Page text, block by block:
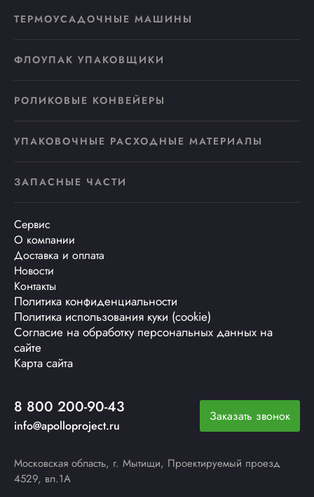
ТЕРМОУСАДОЧНЫЕ МАШИНЫ
ФЛОУПАК УПАКОВЩИКИ
РОЛИКОВЫЕ КОНВЕЙЕРЫ
УПАКОВОЧНЫЕ РАСХОДНЫЕ МАТЕРИАЛЫ
ЗАПАСНЫЕ ЧАСТИ
Сервис
О компании
Доставка и оплата
Новости
Контакты
Политика конфиденциальности
Политика использования куки (cookie)
Согласие на обработку персональных данных на
сайте
Карта сайта
8 800 200-90-43
info@apolloproject.ru
Заказать звонок
Московская область, г. Мытищи, Проектируемый проезд
4529, вл.1А